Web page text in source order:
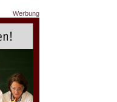
Werbung